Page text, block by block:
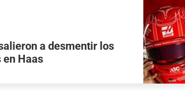
a desmentir los
Haas